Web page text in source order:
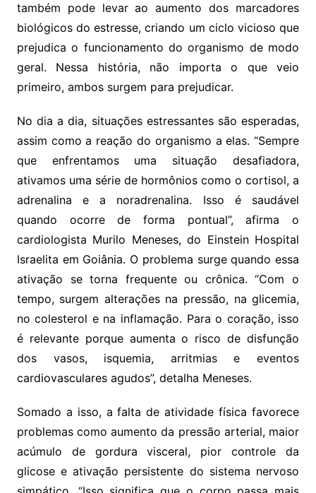
também pode levar ao aumento dos marcadores
biológicos do estresse, criando um ciclo vicioso que
prejudica o funcionamento do organismo de modo
geral. Nessa história, não importa o que veio
primeiro, ambos surgem para prejudicar.
No dia a dia, situações estressantes são esperadas,
assim como a reação do organismo a elas. “Sempre
que enfrentamos uma situação desafiadora,
ativamos uma série de hormônios como o cortisol, a
adrenalina e a noradrenalina. Isso é saudável
quando ocorre de forma pontual”, afirma o
cardiologista Murilo Meneses, do Einstein Hospital
Israelita em Goiânia. O problema surge quando essa
ativação se torna frequente ou crônica. “Com o
tempo, surgem alterações na pressão, na glicemia,
no colesterol e na inflamação. Para o coração, isso
é relevante porque aumenta o risco de disfunção
dos vasos, isquemia, arritmias e eventos
cardiovasculares agudos”, detalha Meneses.
Somado a isso, a falta de atividade física favorece
problemas como aumento da pressão arterial, maior
acúmulo de gordura visceral, pior controle da
glicose e ativação persistente do sistema nervoso